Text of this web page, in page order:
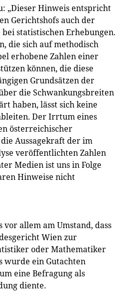
„Dieser Hinweis entspricht
Gerichtshofs auch der
statistischen Erhebungen.
die sich auf methodisch
erhobene Zahlen einer
können, die diese
Grundsätzen der
die Schwankungsbreiten
haben, lässt sich keine
Der Irrtum eines
österreichischer
Aussagekraft der im
veröffentlichten Zahlen
Medien ist uns in Folge
Hinweise nicht
vor allem am Umstand, dass
Wien zur
oder Mathematiker
wurde ein Gutachten
eine Befragung als
diente.